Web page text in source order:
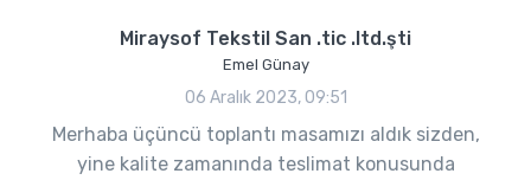
Miraysof Tekstil San .tic .ltd.şti
Emel Günay
06 Aralık 2023, 09:51
Merhaba üçüncü toplantı masamızı aldık sizden,
yine kalite zamanında teslimat konusunda